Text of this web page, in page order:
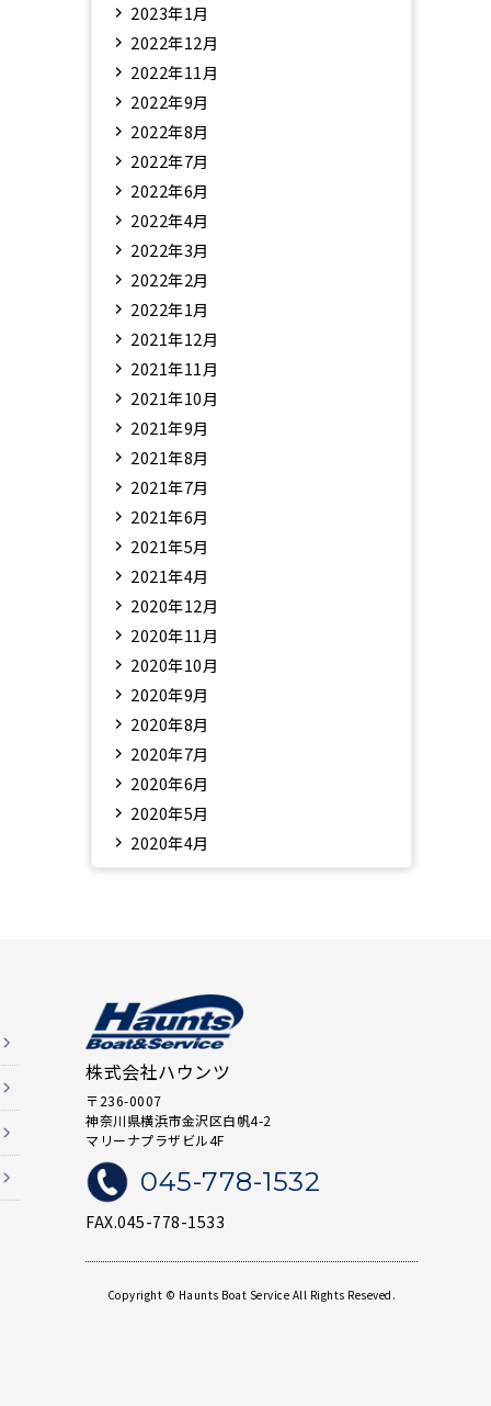
2023年1月
2022年12月
2022年11月
2022年9月
2022年8月
2022年7月
2022年6月
2022年4月
2022年3月
2022年2月
2022年1月
2021年12月
2021年11月
2021年10月
2021年9月
2021年8月
2021年7月
2021年6月
2021年5月
2021年4月
2020年12月
2020年11月
2020年10月
2020年9月
2020年8月
2020年7月
2020年6月
2020年5月
2020年4月
株式会社ハウンツ
〒236-0007
神奈川県横浜市金沢区白帆4-2
マリーナプラザビル4F
045-778-1532
FAX.045-778-1533
Copyright © Haunts Boat Service All Rights Reseved.